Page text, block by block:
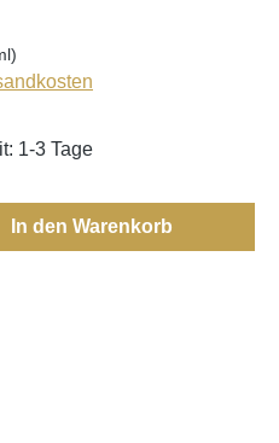
1-3 Tage
den gewünschten
In den Warenkorb